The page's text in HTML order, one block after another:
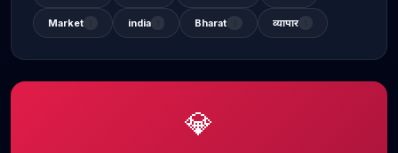
Market india Bharat व्यापार
💎